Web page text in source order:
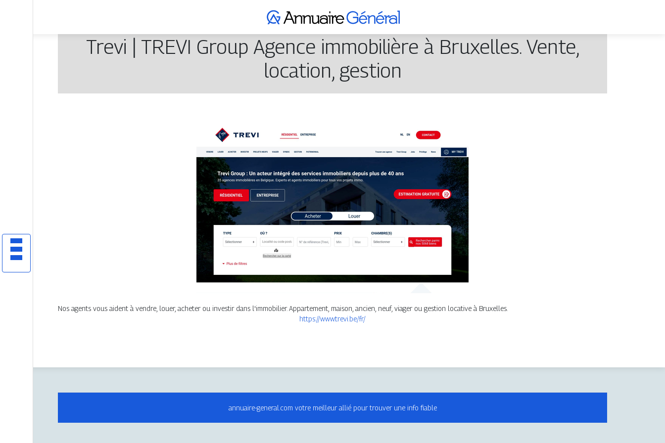
Trevi | TREVI Group Agence immobilière à Bruxelles. Vente,
location, gestion
Nos agents vous aident à vendre, louer, acheter ou investir dans l'immobilier. Appartement, maison, ancien, neuf, viager ou gestion locative à Bruxelles.
https://www.trevi.be/fr/
annuaire-general.com votre meilleur allié pour trouver une info fiable